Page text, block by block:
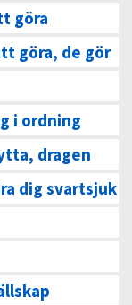
göra
göra, de gör
i ordning
dragen
dig svartsjuk